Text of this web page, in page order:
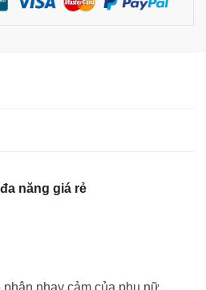
năng giá rẻ
nhạy cảm của phụ nữ,